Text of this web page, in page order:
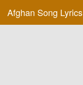
Afghan Song Lyrics